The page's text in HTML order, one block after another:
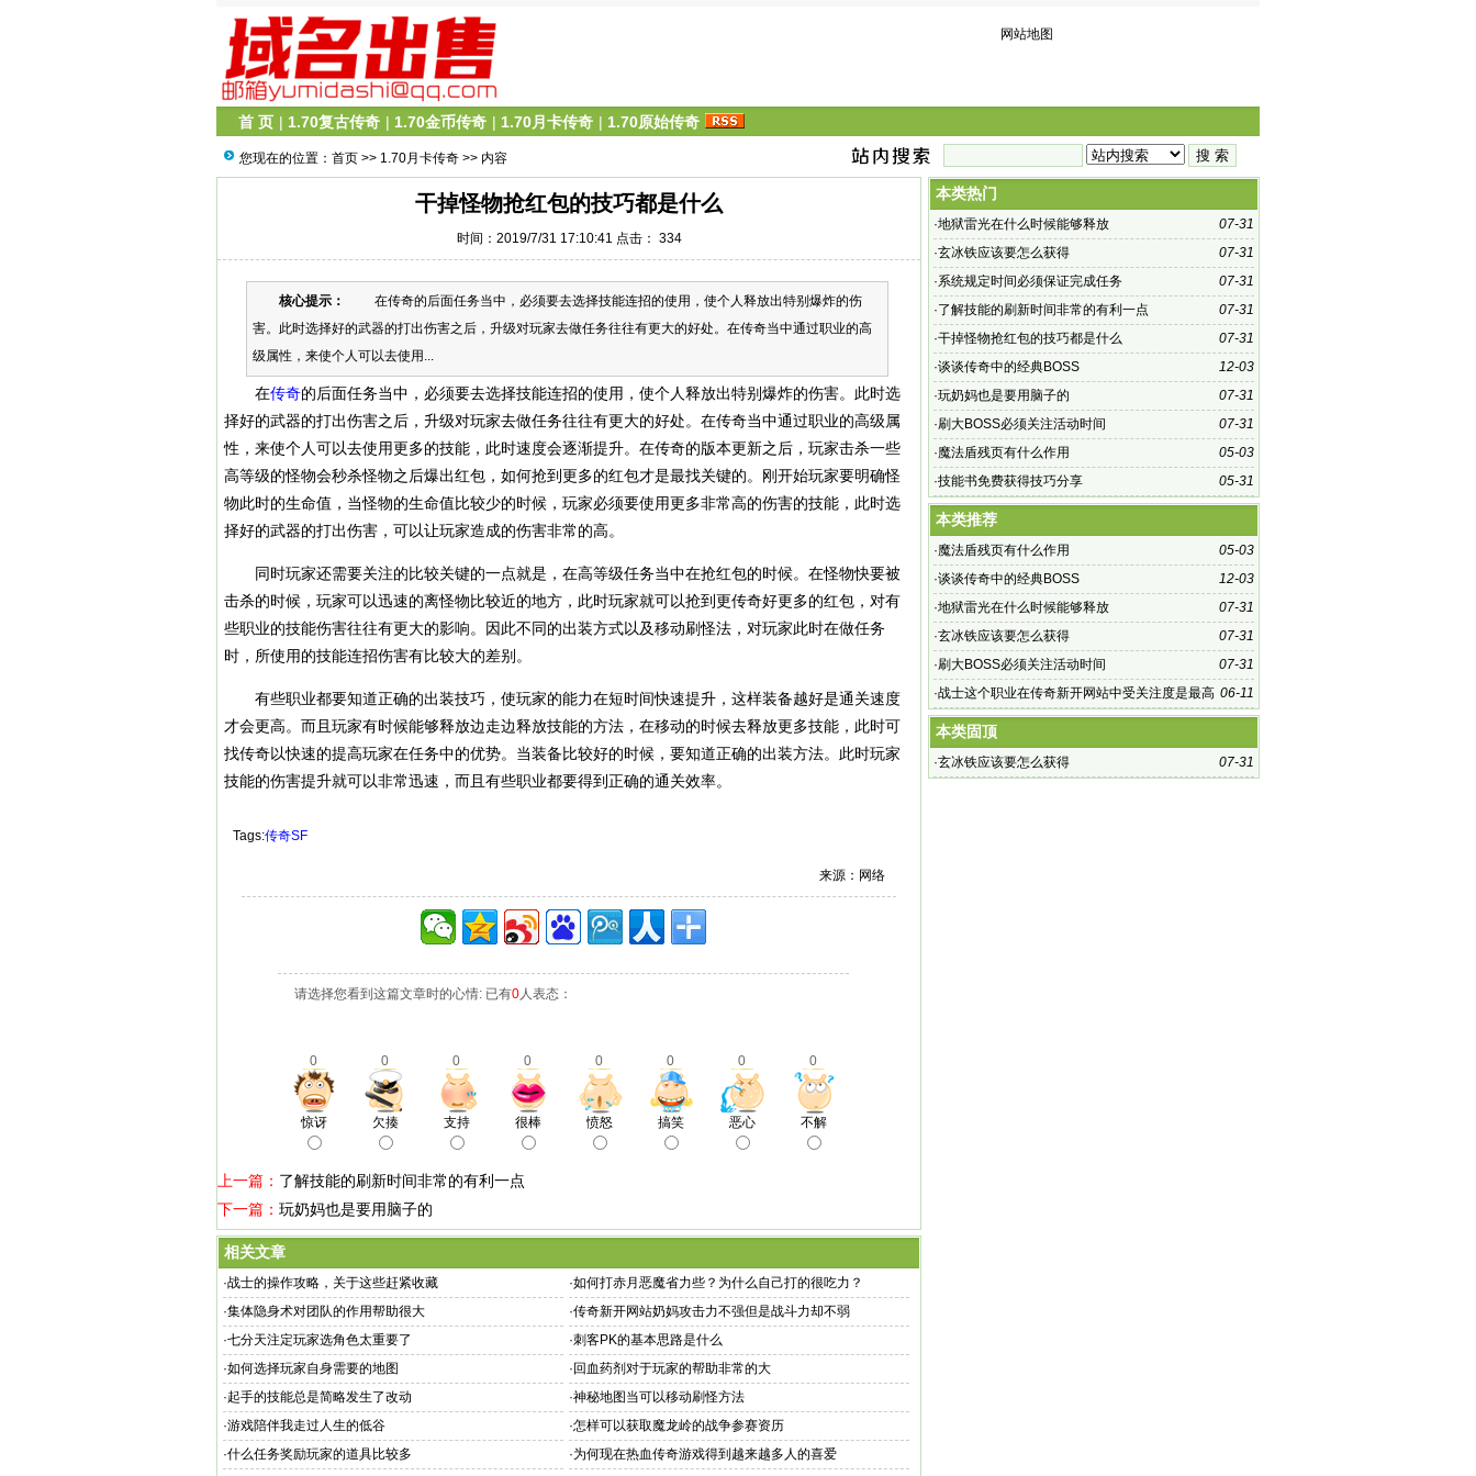
网站地图
首 页 | 1.70复古传奇 | 1.70金币传奇 | 1.70月卡传奇 | 1.70原始传奇
您现在的位置： 首页 >> 1.70月卡传奇 >> 内容
干掉怪物抢红包的技巧都是什么
时间：2019/7/31 17:10:41 点击： 334
核心提示：
在传奇的后面任务当中，必须要去选择技能连招的使用，使个人释放出特别爆炸的伤
害。此时选择好的武器的打出伤害之后，升级对玩家去做任务往往有更大的好处。在传奇当中通过职业的高
级属性，来使个人可以去使用...
在传奇的后面任务当中，必须要去选择技能连招的使用，使个人释放出特别爆炸的伤害。此时选
择好的武器的打出伤害之后，升级对玩家去做任务往往有更大的好处。在传奇当中通过职业的高级属
性，来使个人可以去使用更多的技能，此时速度会逐渐提升。在传奇的版本更新之后，玩家击杀一些
高等级的怪物会秒杀怪物之后爆出红包，如何抢到更多的红包才是最找关键的。刚开始玩家要明确怪
物此时的生命值，当怪物的生命值比较少的时候，玩家必须要使用更多非常高的伤害的技能，此时选
择好的武器的打出伤害，可以让玩家造成的伤害非常的高。
同时玩家还需要关注的比较关键的一点就是，在高等级任务当中在抢红包的时候。在怪物快要被
击杀的时候，玩家可以迅速的离怪物比较近的地方，此时玩家就可以抢到更传奇好更多的红包，对有
些职业的技能伤害往往有更大的影响。因此不同的出装方式以及移动刷怪法，对玩家此时在做任务
时，所使用的技能连招伤害有比较大的差别。
有些职业都要知道正确的出装技巧，使玩家的能力在短时间快速提升，这样装备越好是通关速度
才会更高。而且玩家有时候能够释放边走边释放技能的方法，在移动的时候去释放更多技能，此时可
找传奇以快速的提高玩家在任务中的优势。当装备比较好的时候，要知道正确的出装方法。此时玩家
技能的伤害提升就可以非常迅速，而且有些职业都要得到正确的通关效率。
Tags:传奇SF
来源：网络
请选择您看到这篇文章时的心情: 已有0人表态：
0 0 0 0 0 0 0 0
惊讶 欠揍 支持 很棒 愤怒 搞笑 恶心 不解
上一篇： 了解技能的刷新时间非常的有利一点
下一篇： 玩奶妈也是要用脑子的
相关文章
·战士的操作攻略，关于这些赶紧收藏 ·如何打赤月恶魔省力些？为什么自己打的很吃力？
·集体隐身术对团队的作用帮助很大 ·传奇新开网站奶妈攻击力不强但是战斗力却不弱
·七分天注定玩家选角色太重要了 ·刺客PK的基本思路是什么
·如何选择玩家自身需要的地图 · 回血药剂对于玩家的帮助非常的大
·起手的技能总是简略发生了改动 ·神秘地图当可以移动刷怪方法
·游戏陪伴我走过人生的低谷 ·怎样可以获取魔龙岭的战争参赛资历
·什么任务奖励玩家的道具比较多 ·为何现在热血传奇游戏得到越来越多人的喜爱
本类热门
07-31
·地狱雷光在什么时候能够释放
07-31
·玄冰铁应该要怎么获得
07-31
·系统规定时间必须保证完成任务
07-31
·了解技能的刷新时间非常的有利一点
07-31
·干掉怪物抢红包的技巧都是什么
12-03
·谈谈传奇中的经典BOSS
07-31
·玩奶妈也是要用脑子的
07-31
·刷大BOSS必须关注活动时间
05-03
·魔法盾残页有什么作用
05-31
·技能书免费获得技巧分享
本类推荐
05-03
·魔法盾残页有什么作用
12-03
·谈谈传奇中的经典BOSS
07-31
·地狱雷光在什么时候能够释放
07-31
·玄冰铁应该要怎么获得
07-31
·刷大BOSS必须关注活动时间
06-11
·战士这个职业在传奇新开网站中受关注度是最高
本类固顶
07-31
·玄冰铁应该要怎么获得